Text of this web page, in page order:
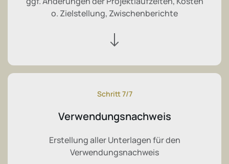
o. Zielstellung, Zwischenberichte
Schritt 7/7
Verwendungsnachweis
Erstellung aller Unterlagen für den
Verwendungsnachweis